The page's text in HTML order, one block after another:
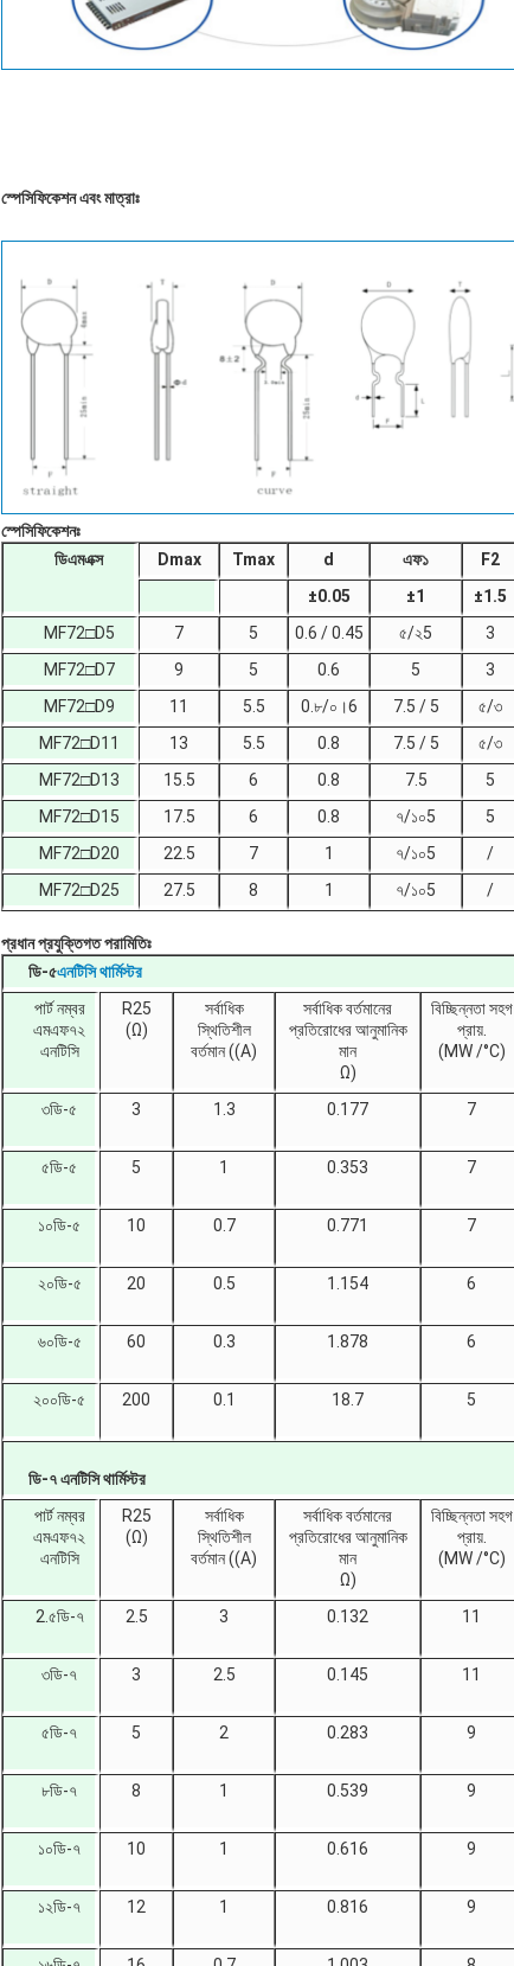
স্পেসিফিকেশন এবং মাত্রাঃ
স্পেসিফিকেশনঃ
ডিএমএক্স
Dmax Tmax d এফ১ F2
±0.05 ±1 ±1.5
MF72□D5
7 5 0.6 / 0.45 ৫/২5 3
MF72□D7
9 5 0.6 5 3
MF72□D9
11 5.5 0.৮/০।6 7.5 / 5 ৫/৩
MF72□D11
13 5.5 0.8 7.5 / 5 ৫/৩
MF72□D13
15.5 6 0.8 7.5 5
MF72□D15
17.5 6 0.8 ৭/১০5 5
MF72□D20
22.5 7 1 ৭/১০5 /
MF72□D25
27.5 8 1 ৭/১০5 /
প্রধান প্রযুক্তিগত পরামিতিঃ
ডি-৫এনটিসি থার্মিস্টর
পার্ট নম্বর
এমএফ৭২
এনটিসি
R25
(Ω)
সর্বাধিক
স্থিতিশীল
বর্তমান ((A)
সর্বাধিক বর্তমানের
প্রতিরোধের আনুমানিক
মান
Ω)
বিচ্ছিন্নতা সহগ
প্রায়.
(MW /°C)
৩ডি-৫ 3 1.3 0.177 7
৫ডি-৫
5 1 0.353 7
১০ডি-৫ 10 0.7 0.771 7
২০ডি-৫ 20 0.5 1.154 6
৬০ডি-৫
60 0.3 1.878 6
২০০ডি-৫
200 0.1 18.7 5
ডি-৭ এনটিসি থার্মিস্টর
পার্ট নম্বর
এমএফ৭২
এনটিসি
R25
(Ω)
সর্বাধিক
স্থিতিশীল
বর্তমান ((A)
সর্বাধিক বর্তমানের
প্রতিরোধের আনুমানিক
মান
Ω)
বিচ্ছিন্নতা সহগ
প্রায়.
(MW /°C)
2.৫ডি-৭ 2.5 3 0.132 11
৩ডি-৭
3 2.5 0.145 11
৫ডি-৭
5 2 0.283 9
৮ডি-৭ 8 1 0.539 9
১০ডি-৭ 10 1 0.616 9
১২ডি-৭ 12 1 0.816 9